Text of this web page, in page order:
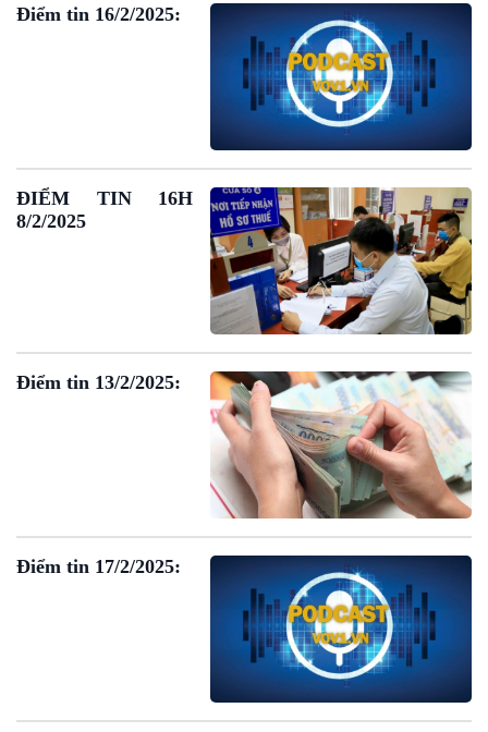
Podcast
Góc nhìn VOV1
Bình luận
10 phút Sự kiện - Luận bàn
Câu chuyện thời sự
Dòng chảy sự kiện
Đối thoại
Diễn đàn chủ nhật
Chuyện đêm
Điểm tin 16/2/2025:
ĐIỂM TIN 16H
8/2/2025
Điểm tin 13/2/2025:
Điểm tin 17/2/2025: